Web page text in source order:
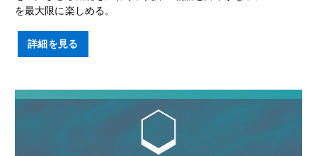
を最大限に楽しめる。
詳細を見る